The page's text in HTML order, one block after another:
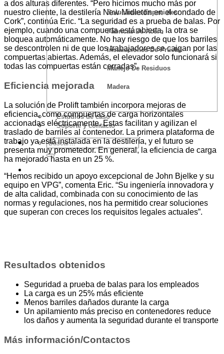
Soluciones Especiales
Fábricas De Acero
Instalaciones De Prueba
Manejo De Residuos
Madera
Estudios de caso
Soporte y contacto
a dos alturas diferentes. “Pero hicimos mucho más por
nuestro cliente, la destilería New Midleton en el condado de
Cork”, continúa Eric. “La seguridad es a prueba de balas. Por
ejemplo, cuando una compuerta está abierta, la otra se
bloquea automáticamente. No hay riesgo de que los barriles
se descontrolen ni de que los trabajadores se caigan por las
compuertas abiertas. Además, el elevador solo funcionará si
todas las compuertas están cerradas”.
Eficiencia mejorada
La solución de Prolift también incorpora mejoras de
eficiencia, como compuertas de carga horizontales
accionadas eléctricamente. Estas facilitan y agilizan el
traslado de barriles al contenedor. La primera plataforma de
trabajo ya está instalada en la destilería, y el futuro se
presenta muy prometedor. En general, la eficiencia de carga
ha mejorado hasta en un 25 %.
“Hemos recibido un apoyo excepcional de John Bjelke y su
equipo en VPG”, comenta Eric. “Su ingeniería innovadora y
de alta calidad, combinada con su conocimiento de las
normas y regulaciones, nos ha permitido crear soluciones
que superan con creces los requisitos legales actuales”.
Resultados obtenidos
Seguridad a prueba de balas para los empleados
La carga es un 25% más eficiente
Menos barriles dañados durante la carga
Un apilamiento más preciso en contenedores reduce
los daños y aumenta la seguridad durante el transporte
Más información/Contactos